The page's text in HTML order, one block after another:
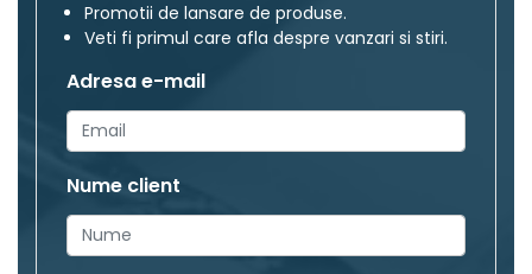
Promotii de lansare de produse.
Veti fi primul care afla despre vanzari si stiri.
Adresa e-mail
Nume client